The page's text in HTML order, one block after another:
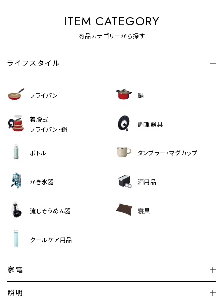
ITEM CATEGORY
商品カテゴリーから探す
ライフスタイル
フライパン 鍋
着脱式
フライパン・鍋
調理器具
ボトル タンブラー・マグカップ
かき氷器 酒用品
流しそうめん器 寝具
クールケア用品
家電
照明